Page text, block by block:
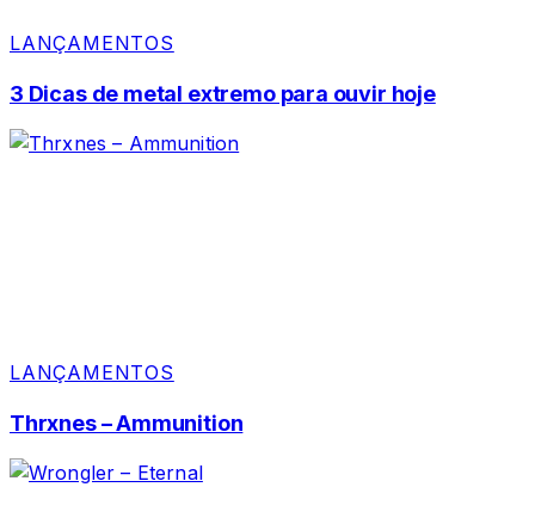
LANÇAMENTOS
3 Dicas de metal extremo para ouvir hoje
LANÇAMENTOS
Thrxnes – Ammunition